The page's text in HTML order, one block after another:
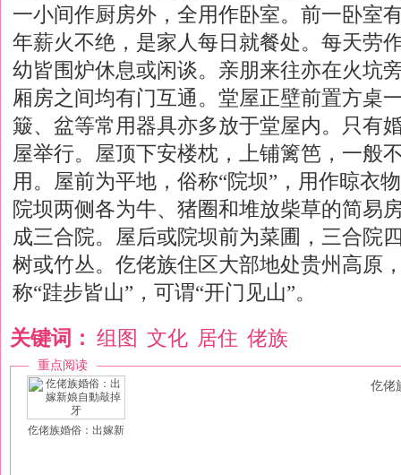
一小间作厨房外，全用作卧室。前一卧室
年薪火不绝，是家人每日就餐处。每天劳
幼皆围炉休息或闲谈。亲朋来往亦在火坑
厢房之间均有门互通。堂屋正壁前置方桌
簸、盆等常用器具亦多放于堂屋内。只有
屋举行。屋顶下安楼枕，上铺篱笆，一般
用。屋前为平地，俗称“院坝”，用作晾衣
院坝两侧各为牛、猪圈和堆放柴草的简易
成三合院。屋后或院坝前为菜圃，三合院
树或竹丛。仡佬族住区大部地处贵州高原
称“跬步皆山”，可谓“开门见山”。
关键词： 组图 文化 居住 佬族
重点阅读
仡佬族婚俗：出嫁新
仡佬